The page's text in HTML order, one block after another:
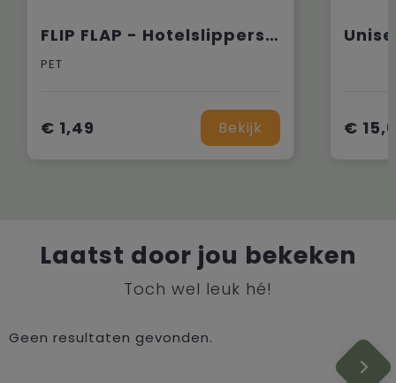
FLIP FLAP - Hotelslippers in pouch
PET
€ 1,49 Bekijk €
Laatst door jou bekeken
Toch wel leuk hé!
Geen resultaten gevonden.